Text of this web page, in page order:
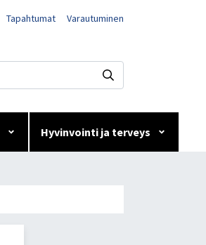
Tapahtumat Varautuminen
Hyvinvointi ja terveys